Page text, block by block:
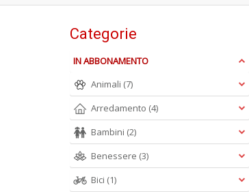
Categorie
IN ABBONAMENTO
Animali (7)
Arredamento (4)
Bambini (2)
Benessere (3)
Bici (1)